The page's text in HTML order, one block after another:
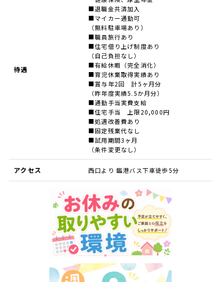
待遇
■退職金共済加入
■マイカー通勤可
（無料駐車場あり）
■職員旅行あり
■住宅借り上げ制度あり
（自己負担なし）
■有給休暇（完全消化）
■育児休業取得実績あり
■賞与年2回 計5ヶ月分
（昨年度実績5.5か月分）
■通勤手当実費支給
■住宅手当 上限20,000円
■処遇改善費あり
■固定残業代なし
■試用期間3ヶ月
（条件変更なし）
アクセス 西口より 臨港バス下車徒歩5分